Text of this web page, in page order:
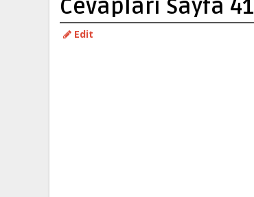
Cevapları Sayfa 41
Edit